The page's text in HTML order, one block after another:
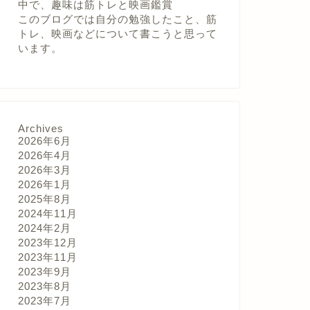
中で、趣味は筋トレと映画鑑賞
このブログでは自分の勉強したこと、筋
トレ、映画などについて書こうと思って
います。
Archives
2026年6月
2026年4月
2026年3月
2026年1月
2025年8月
2024年11月
2024年2月
2023年12月
2023年11月
2023年9月
2023年8月
2023年7月